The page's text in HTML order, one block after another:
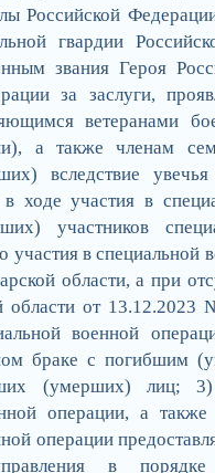
Российской
гвардии
звания Героя
за заслуги,
ветеранами
а также членам
вследствие
ходе участия в
участников
участия в
области, а при
области от
военной
браке с погибшим
(умерших) лиц;
операции, а
операции
в